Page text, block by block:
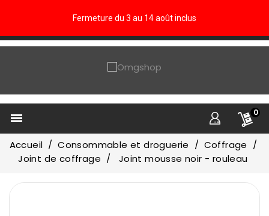
Fermeture du 3 au 14 août inclus
 0
Accueil Consommable et droguerie
Coffrage
Joint de coffrage
Joint mousse noir - rouleau